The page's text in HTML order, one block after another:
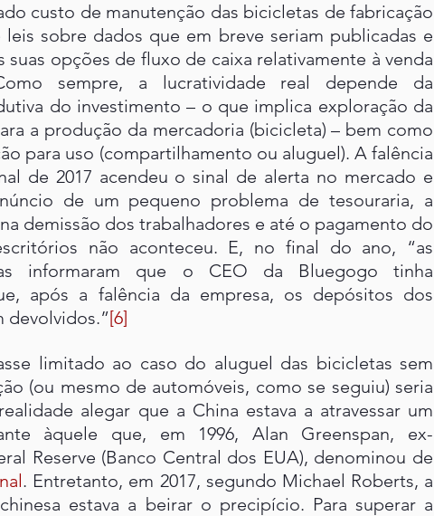
custo de manutenção das bicicletas de fabricação
sobre dados que em breve seriam publicadas e
suas opções de fluxo de caixa relativamente à venda
sempre, a lucratividade real depende da
do investimento – o que implica exploração da
a produção da mercadoria (bicicleta) – bem como
para uso (compartilhamento ou aluguel). A falência
de 2017 acendeu o sinal de alerta no mercado e
de um pequeno problema de tesouraria, a
demissão dos trabalhadores e até o pagamento do
não aconteceu. E, no final do ano, “as
informaram que o CEO da Bluegogo tinha
após a falência da empresa, os depósitos dos
devolvidos.”[6]
limitado ao caso do aluguel das bicicletas sem
(ou mesmo de automóveis, como se seguiu) seria
alegar que a China estava a atravessar um
àquele que, em 1996, Alan Greenspan, ex-
. Entretanto, em 2017, segundo Michael Roberts, a
estava a beirar o precipício. Para superar a